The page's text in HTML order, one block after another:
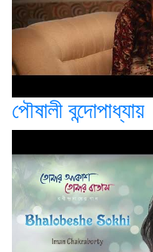
পৌষালী বন্দোপাধ্যায়